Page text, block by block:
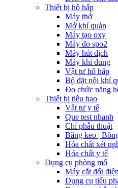
Thiết bị hô hấp
Máy thở
Mở khí quản
Máy tạo oxy
Máy đo spo2
Máy hút dịch
Máy khí dung
Vật tư hô hấp
Bộ đặt nội khí
Đo chức năng
Thiết bị tiêu hao
Vật tư y tế
Que test nhanh
Chỉ phẫu thuật
Băng keo |
Hóa chất xét
Hóa chất y tế
Dụng cụ phòng mổ
Máy cắt đốt điện
Dụng cụ tiểu